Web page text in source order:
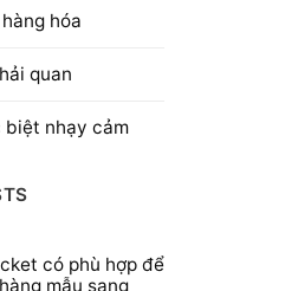
hóa
quan
biệt nhạy cảm
có phù hợp để
mẫu sang